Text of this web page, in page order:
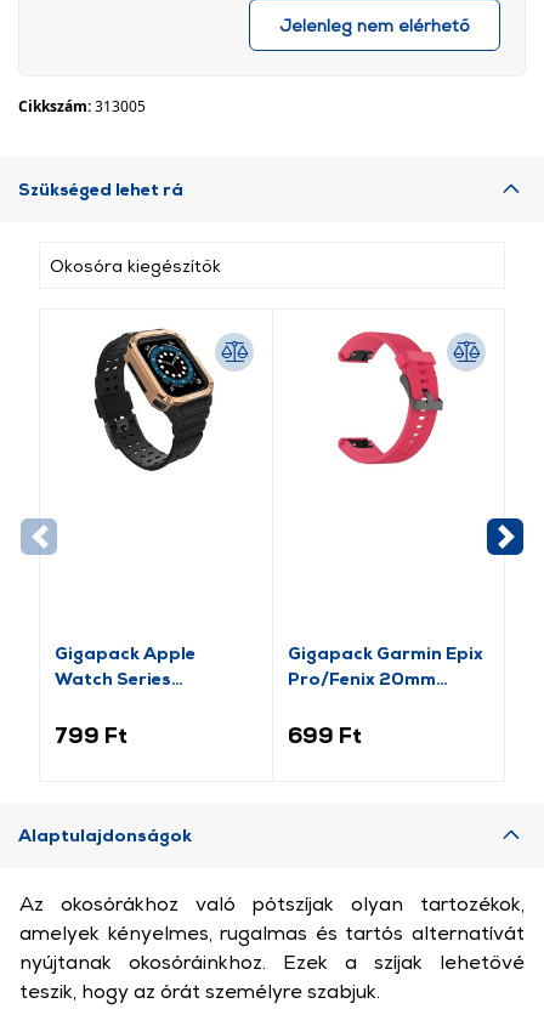
Jelenleg nem elérhető
Cikkszám:313005
Szükséged lehet rá
Okosóra kiegészítők
Gigapack Apple
Watch Series
fekete/rozéarany (GP-
799 Ft
Gigapack Garmin Epix
Pro/Fenix 20mm
rózsaszín (149213)
699 Ft
Alaptulajdonságok
Az okosórákhoz való pótszíjak olyan tartozékok,
amelyek kényelmes, rugalmas és tartós alternatívát
nyújtanak okosóráinkhoz. Ezek a szíjak lehetővé
teszik, hogy az órát személyre szabjuk.